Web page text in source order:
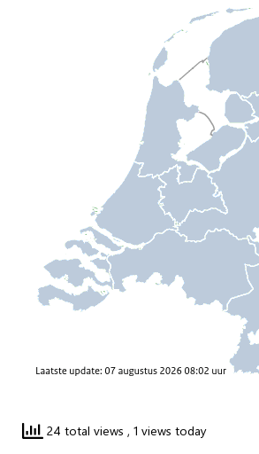
24 total views , 1 views today